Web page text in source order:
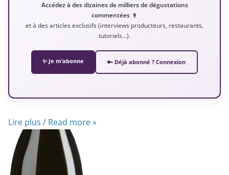
Accédez à des dizaines de milliers de dégustations
commentées 🍷
et à des articles exclusifs (interviews producteurs, restaurants,
tutoriels…).
✨ Je m’abonne 🔑 Déjà abonné ? Connexion
Lire plus / Read more »